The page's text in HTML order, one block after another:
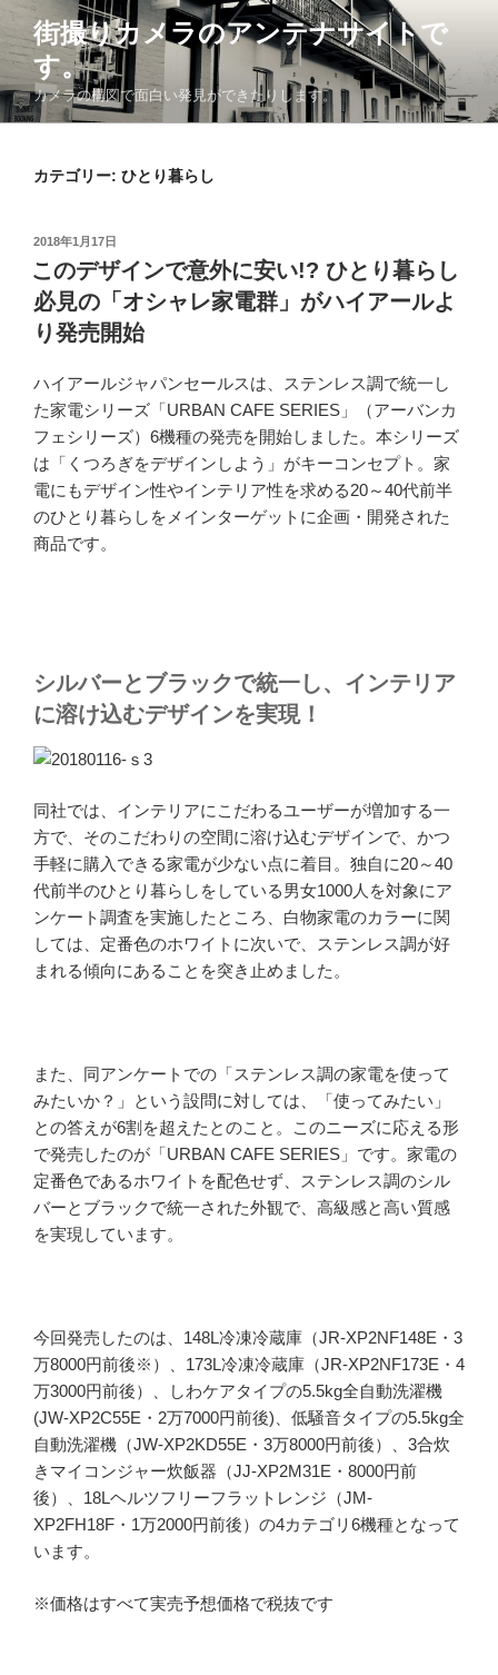
コ
ン
テ
ン
ツ
街撮りカメラのアンテナサイトで
す。
カメラの構図で面白い発見ができたりします。
カテゴリー: ひとり暮らし
投
稿
日:
2018年1月17日
このデザインで意外に安い!? ひとり暮らし
必見の「オシャレ家電群」がハイアールよ
り発売開始
ハイアールジャパンセールスは、ステンレス調で統一し
た家電シリーズ「URBAN CAFE SERIES」（アーバンカ
フェシリーズ）6機種の発売を開始しました。本シリーズ
は「くつろぎをデザインしよう」がキーコンセプト。家
電にもデザイン性やインテリア性を求める20～40代前半
のひとり暮らしをメインターゲットに企画・開発された
商品です。
シルバーとブラックで統一し、インテリア
に溶け込むデザインを実現！
同社では、インテリアにこだわるユーザーが増加する一
方で、そのこだわりの空間に溶け込むデザインで、かつ
手軽に購入できる家電が少ない点に着目。独自に20～40
代前半のひとり暮らしをしている男女1000人を対象にア
ンケート調査を実施したところ、白物家電のカラーに関
しては、定番色のホワイトに次いで、ステンレス調が好
まれる傾向にあることを突き止めました。
また、同アンケートでの「ステンレス調の家電を使って
みたいか？」という設問に対しては、「使ってみたい」
との答えが6割を超えたとのこと。このニーズに応える形
で発売したのが「URBAN CAFE SERIES」です。家電の
定番色であるホワイトを配色せず、ステンレス調のシル
バーとブラックで統一された外観で、高級感と高い質感
を実現しています。
今回発売したのは、148L冷凍冷蔵庫（JR-XP2NF148E・3
万8000円前後※）、173L冷凍冷蔵庫（JR-XP2NF173E・4
万3000円前後）、しわケアタイプの5.5kg全自動洗濯機
(JW-XP2C55E・2万7000円前後)、低騒音タイプの5.5kg全
自動洗濯機（JW-XP2KD55E・3万8000円前後）、3合炊
きマイコンジャー炊飯器（JJ-XP2M31E・8000円前
後）、18Lヘルツフリーフラットレンジ（JM-
XP2FH18F・1万2000円前後）の4カテゴリ6機種となって
います。
※価格はすべて実売予想価格で税抜です